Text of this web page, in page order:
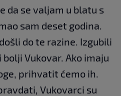
da se valjam u blatu s
sam deset godina.
do te razine. Izgubili
Vukovar. Ako imaju
prihvatit ćemo ih.
Vukovarci su